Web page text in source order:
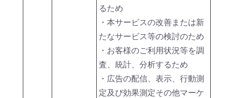
るため
・本サービスの改善または新
たなサービス等の検討のため
・お客様のご利用状況等を調
査、統計、分析するため
・広告の配信、表示、行動測
定及び効果測定その他マーケ